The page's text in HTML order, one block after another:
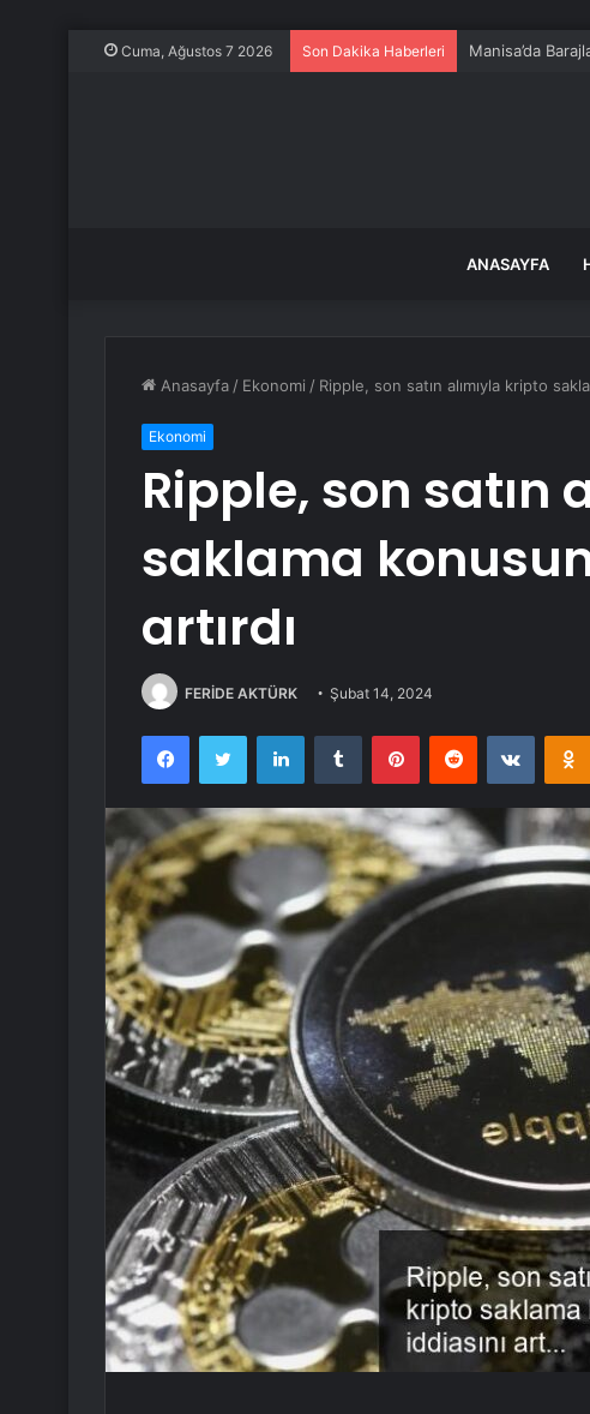
Cuma, Ağustos 7 2026 Son Dakika Haberleri Manisa’da
ANASAYFA
Anasayfa / Ekonomi / Ripple, son satın alımıyla kripto
Ekonomi
Ripple, son satın
saklama
artırdı
FERİDE AKTÜRK Şubat 14, 2024
FacebookTwitter LinkedInTumblr PinterestReddit